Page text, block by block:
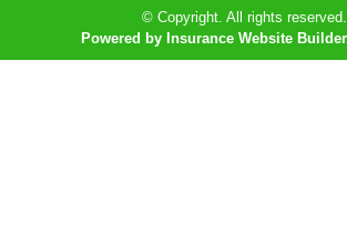
© Copyright. All rights reserved.
Powered by Insurance Website Builder